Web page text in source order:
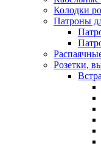
Колодки
Патроны
Розетки,